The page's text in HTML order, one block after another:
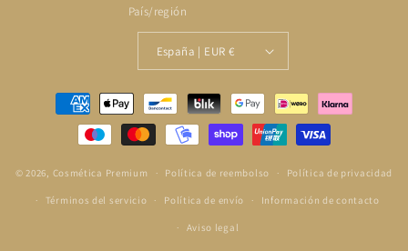
País/región
España | EUR €
Formas
© 2026, Cosmética Premium Política de reembolso Política de privacidad
Términos del servicio Política de envío Información de contacto
Aviso legal